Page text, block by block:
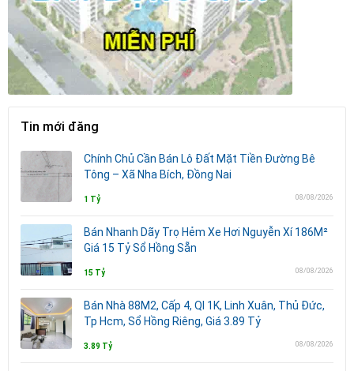
Tin mới đăng
Chính Chủ Cần Bán Lô Đất Mặt Tiền Đường Bê
Tông – Xã Nha Bích, Đồng Nai
1 Tỷ 08/08/2026
Bán Nhanh Dãy Trọ Hẻm Xe Hơi Nguyễn Xí 186M²
Giá 15 Tỷ Sổ Hồng Sẵn
15 Tỷ 08/08/2026
Bán Nhà 88M2, Cấp 4, Ql 1K, Linh Xuân, Thủ Đức,
Tp Hcm, Sổ Hồng Riêng, Giá 3.89 Tỷ
3.89 Tỷ 08/08/2026